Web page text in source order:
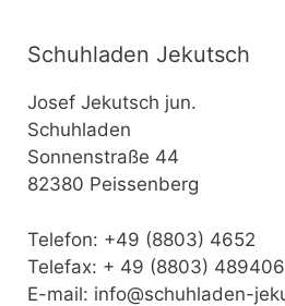
Schuhladen Jekutsch
Josef Jekutsch jun.
Schuhladen
Sonnenstraße 44
82380 Peissenberg
Telefon: +49 (8803) 4652
Telefax: + 49 (8803) 489406
E-mail: info@schuhladen-